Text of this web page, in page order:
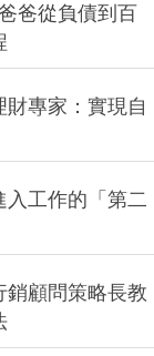
爸從負債到百
專家：實現自
入工作的「第二
銷顧問策略長教